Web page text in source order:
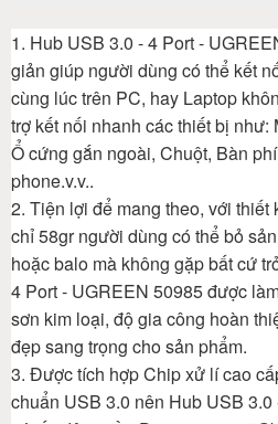
1. Hub USB 3.0 - 4 Port -
giản giúp người dùng có thể kết
cùng lúc trên PC, hay Laptop
trợ kết nối nhanh các thiết bị như:
Ổ cứng gắn ngoài, Chuột, Bàn
phone.v.v..
2. Tiện lợi để mang theo, với
chỉ 58gr người dùng có thể bỏ
hoặc balo mà không gặp bất cứ
4 Port - UGREEN 50985 được
sơn kim loại, độ gia công hoàn
đẹp sang trọng cho sản phẩm.
3. Được tích hợp Chip xử lí cao
chuẩn USB 3.0 nên Hub USB